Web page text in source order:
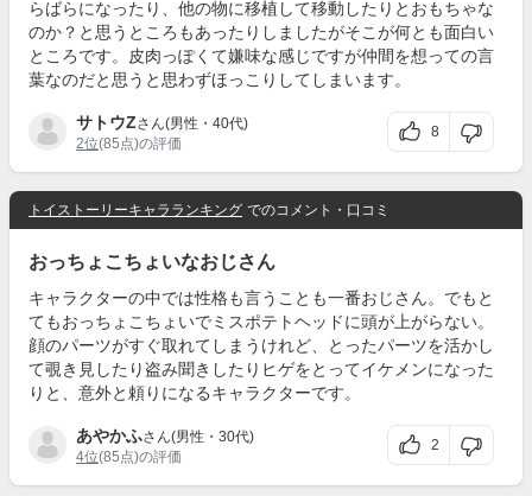
らばらになったり、他の物に移植して移動したりとおもちゃな
のか？と思うところもあったりしましたがそこが何とも面白い
ところです。皮肉っぽくて嫌味な感じですが仲間を想っての言
葉なのだと思うと思わずほっこりしてしまいます。
サトウZさん(男性・40代)
2位(85点)の評価
8
トイストーリーキャラランキング でのコメント・口コミ
おっちょこちょいなおじさん
キャラクターの中では性格も言うことも一番おじさん。でもと
てもおっちょこちょいでミスポテトヘッドに頭が上がらない。
顔のパーツがすぐ取れてしまうけれど、とったパーツを活かし
て覗き見したり盗み聞きしたりヒゲをとってイケメンになった
りと、意外と頼りになるキャラクターです。
あやかふさん(男性・30代)
4位(85点)の評価
2